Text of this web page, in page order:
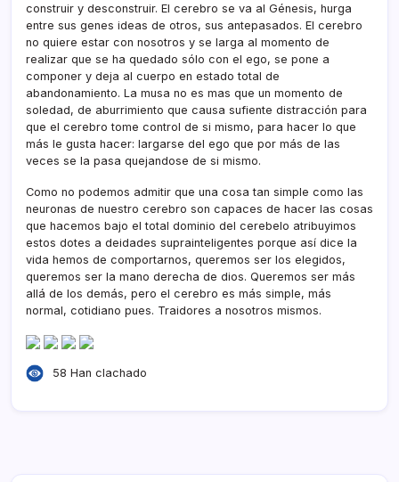
construir y desconstruir. El cerebro se va al Génesis, hurga
entre sus genes ideas de otros, sus antepasados. El cerebro
no quiere estar con nosotros y se larga al momento de
realizar que se ha quedado sólo con el ego, se pone a
componer y deja al cuerpo en estado total de
abandonamiento. La musa no es mas que un momento de
soledad, de aburrimiento que causa sufiente distracción para
que el cerebro tome control de si mismo, para hacer lo que
más le gusta hacer: largarse del ego que por más de las
veces se la pasa quejandose de si mismo.
Como no podemos admitir que una cosa tan simple como las
neuronas de nuestro cerebro son capaces de hacer las cosas
que hacemos bajo el total dominio del cerebelo atribuyimos
estos dotes a deidades suprainteligentes porque así­ dice la
vida hemos de comportarnos, queremos ser los elegidos,
queremos ser la mano derecha de dios. Queremos ser más
allá de los demás, pero el cerebro es más simple, más
normal, cotidiano pues. Traidores a nosotros mismos.
58 Han clachado